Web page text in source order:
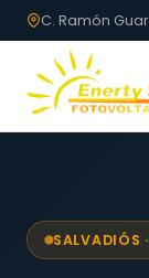
C. Ramón
SALVADIÓS